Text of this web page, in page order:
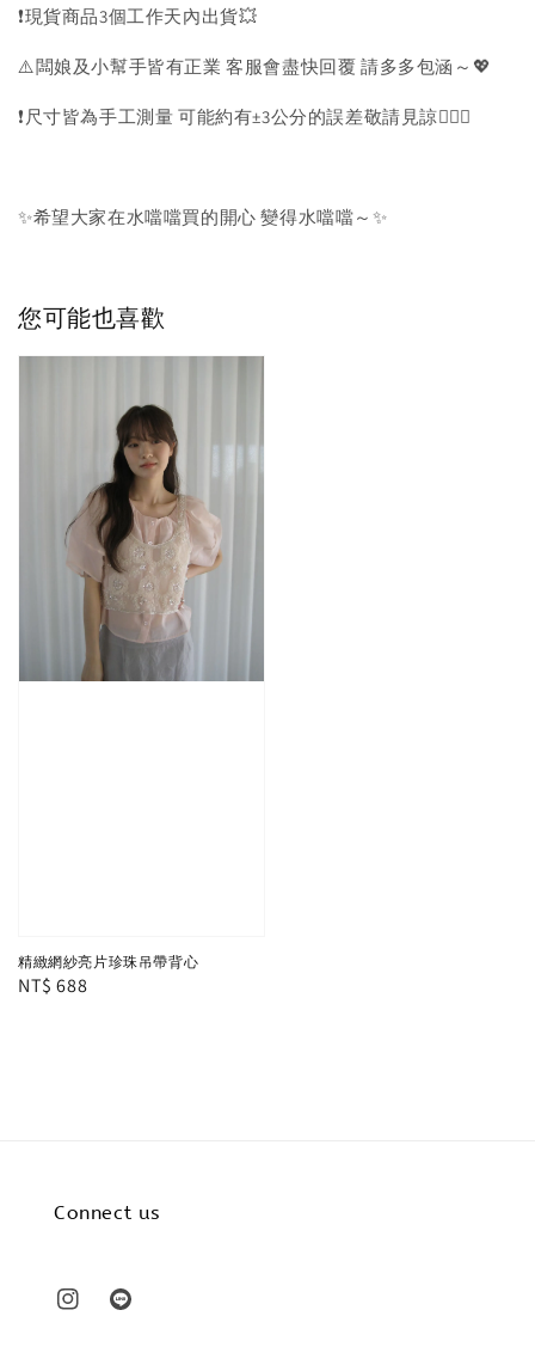
❗️現貨商品3個工作天內出貨💥
⚠️闆娘及小幫手皆有正業 客服會盡快回覆 請多多包涵～💖
❗️尺寸皆為手工測量 可能約有±3公分的誤差敬請見諒🙇🏻‍♀️
✨希望大家在水噹噹買的開心 變得水噹噹～✨
您可能也喜歡
精緻網紗亮片珍珠吊帶背心
Regular
NT$ 688
Connect us